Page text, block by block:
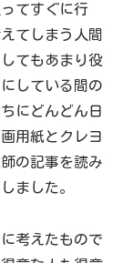
てすぐに行
てしまう人間
てもあまり役
している間の
にどんどん日
用紙とクレヨ
の記事を読み
ました。
考えたもので